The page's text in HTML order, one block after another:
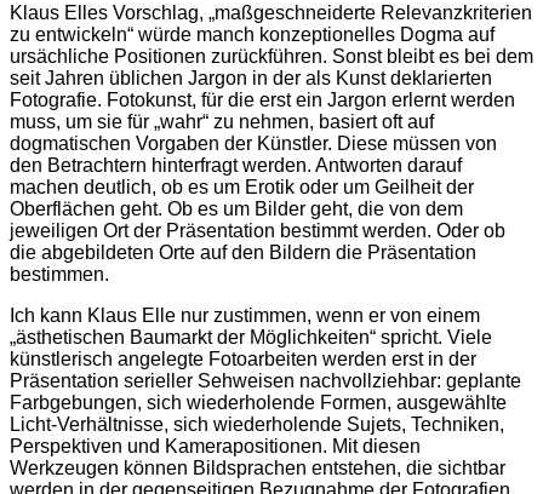
Klaus Elles Vorschlag, „maßgeschneiderte Relevanzkriterien
zu entwickeln“ würde manch konzeptionelles Dogma auf
ursächliche Positionen zurückführen. Sonst bleibt es bei dem
seit Jahren üblichen Jargon in der als Kunst deklarierten
Fotografie. Fotokunst, für die erst ein Jargon erlernt werden
muss, um sie für „wahr“ zu nehmen, basiert oft auf
dogmatischen Vorgaben der Künstler. Diese müssen von
den Betrachtern hinterfragt werden. Antworten darauf
machen deutlich, ob es um Erotik oder um Geilheit der
Oberflächen geht. Ob es um Bilder geht, die von dem
jeweiligen Ort der Präsentation bestimmt werden. Oder ob
die abgebildeten Orte auf den Bildern die Präsentation
bestimmen.
Ich kann Klaus Elle nur zustimmen, wenn er von einem
„ästhetischen Baumarkt der Möglichkeiten“ spricht. Viele
künstlerisch angelegte Fotoarbeiten werden erst in der
Präsentation serieller Sehweisen nachvollziehbar: geplante
Farbgebungen, sich wiederholende Formen, ausgewählte
Licht-Verhältnisse, sich wiederholende Sujets, Techniken,
Perspektiven und Kamerapositionen. Mit diesen
Werkzeugen können Bildsprachen entstehen, die sichtbar
werden in der gegenseitigen Bezugnahme der Fotografien,